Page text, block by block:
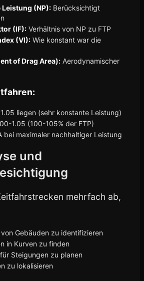
(NP): Berücksichtigt
(IF): Verhältnis von NP zu FTP
(VI): Wie konstant war die
of Drag Area): Aerodynamischer
liegen (sehr konstante Leistung)
1.05 (100-105% der FTP)
bei maximaler nachhaltiger Leistung
und
mehrfach ab,
Gebäuden zu identifizieren
in Kurven zu finden
Steigungen zu planen
zu lokalisieren